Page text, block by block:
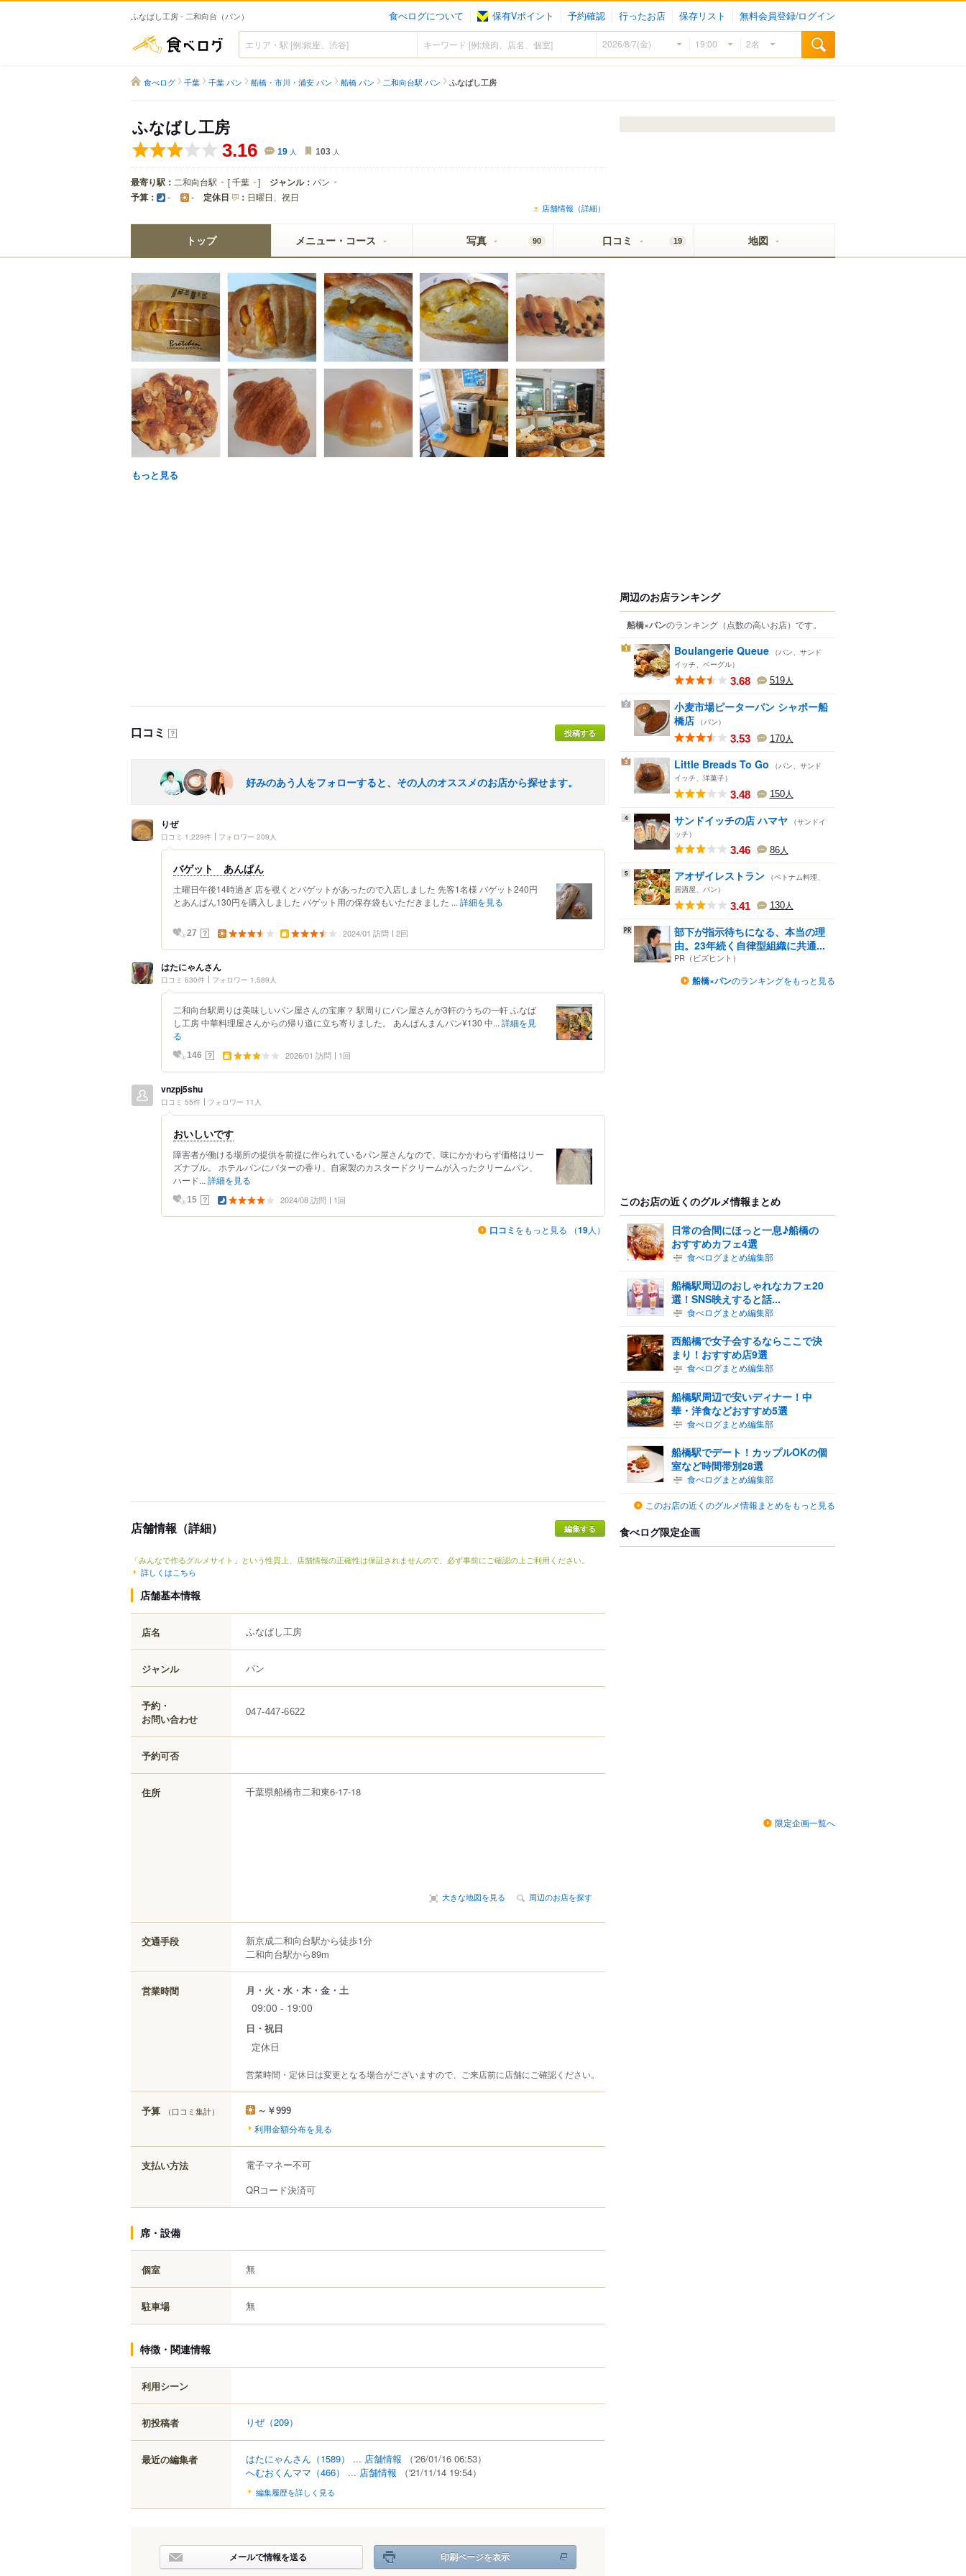
ふなばし工房 - 二和向台（パン） 食べログについて 保有Vポイント 予約確認 行ったお店 保存リスト 無料会員登録/ログイン
食べログ
食べログ 千葉 千葉 パン 船橋・市川・浦安 パン 船橋 パン 二和向台駅 パン ふなばし工房
ふなばし工房
3.16 19 人 103 人
最寄り駅： 二和向台駅 [千葉 ] ジャンル： パン
予算： - - 定休日 ： 日曜日、祝日
店舗情報（詳細）
トップ メニュー・コース 写真 90 口コミ 19 地図
もっと見る
口コミ ？ 投稿する
好みのあう人をフォローすると、その人のオススメのお店から探せます。
りぜ
口コミ 1,229件 フォロワー 209人
バゲット あんぱん
土曜日午後14時過ぎ 店を覗くとバゲットがあったので入店しました 先客1名様 バゲット240円
とあんぱん130円を購入しました バゲット用の保存袋もいただきました ... 詳細を見る
27 ？ 2024/01 訪問 2回
はたにゃんさん
口コミ 630件 フォロワー 1,589人
二和向台駅周りは美味しいパン屋さんの宝庫？ 駅周りにパン屋さんが3軒のうちの一軒 ふなば
し工房 中華料理屋さんからの帰り道に立ち寄りました。 あんぱんまんパン¥130 中... 詳細を見
る
146 ？ 2026/01 訪問 1回
vnzpj5shu
口コミ 55件 フォロワー 11人
おいしいです
障害者が働ける場所の提供を前提に作られているパン屋さんなので、味にかかわらず価格はリー
ズナブル。 ホテルパンにバターの香り、自家製のカスタードクリームが入ったクリームパン、
ハード... 詳細を見る
15 ？ 2024/08 訪問 1回
口コミ をもっと見る （19人）
店舗情報（詳細）
「みんなで作るグルメサイト」という性質上、店舗情報の正確性は保証されませんので、必ず事前にご確認の上ご利用ください。
詳しくはこちら
店舗基本情報
店名 ふなばし工房
ジャンル パン
予約・
お問い合わせ
047-447-6622
予約可否
住所 千葉県船橋市二和東6-17-18
大きな地図を見る 周辺のお店を探す
交通手段
新京成二和向台駅から徒歩1分
二和向台駅から89m
営業時間 月・火・水・木・金・土
09:00 - 19:00
日・祝日
定休日
営業時間・定休日は変更となる場合がございますので、ご来店前に店舗にご確認ください。
予算 （口コミ集計） ～￥999
利用金額分布を見る
支払い方法
電子マネー不可
QRコード決済可
席・設備
個室 無
駐車場 無
特徴・関連情報
利用シーン
初投稿者 りぜ（209）
最近の編集者 はたにゃんさん （1589） ... 店舗情報
（'26/01/16 06:53）
へむおくんママ （466） ... 店舗情報 （'21/11/14 19:54）
編集履歴を詳しく見る
メールで情報を送る 印刷ページを表示
周辺のお店ランキング
船橋×パンのランキング （点数の高いお店） です。
1 Boulangerie Queue （パン、サンド
イッチ、ベーグル）
3.68 519人
2
小麦市場ピーターパン シャポー船
橋店 （パン）
3.53 170人
3 Little Breads To Go
（パン、サンド
イッチ、洋菓子）
3.48 150人
4 サンドイッチの店 ハマヤ （サンドイ
ッチ）
3.46 86人
5 アオザイレストラン （ベトナム料理、
居酒屋、パン）
3.41 130人
部下が指示待ちになる、本当の理
由。23年続く自律型組織に共通...
PR（ビズヒント）
船橋×パンのランキングをもっと見る
このお店の近くのグルメ情報まとめ
日常の合間にほっと一息♪船橋の
おすすめカフェ4選
食べログまとめ編集部
船橋駅周辺のおしゃれなカフェ20
選！SNS映えすると話...
食べログまとめ編集部
西船橋で女子会するならここで決
まり！おすすめ店9選
食べログまとめ編集部
船橋駅周辺で安いディナー！中
華・洋食などおすすめ5選
食べログまとめ編集部
船橋駅でデート！カップルOKの個
室など時間帯別28選
食べログまとめ編集部
このお店の近くのグルメ情報まとめをもっと見る
食べログ限定企画
限定企画一覧へ